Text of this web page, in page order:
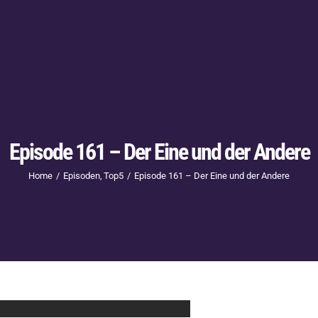
Episode 161 – Der Eine und der Andere
Home Episoden Top5 Episode 161 – Der Eine und der Andere